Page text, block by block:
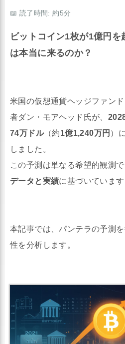
📖 読了時間: 約5分
ビットコイン1枚が1億円
は本当に来るのか？
米国の仮想通貨ヘッジファンド
者ダン・モアヘッド氏が、
74万ドル（約1億1,240万円 ）
しました。
この予測は単なる希望的観測
データと実績に基づいています
本記事では、パンテラの予測
性を分析します。